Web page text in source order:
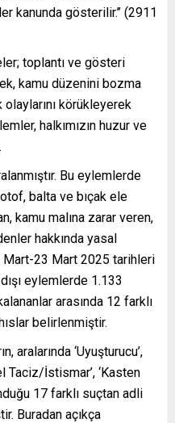
kanunda gösterilir.’’ (2911
toplantı ve gösteri
kamu düzenini bozma
körükleyerek
halkımızın huzur ve
Bu eylemlerde
balta ve bıçak ele
kamu malına zarar veren,
hakkında yasal
23 Mart 2025 tarihleri
eylemlerde 1.133
arasında 12 farklı
belirlenmiştir.
aralarında ‘Uyuşturucu’,
Taciz/İstismar’, ‘Kasten
17 farklı suçtan adli
Buradan açıkça